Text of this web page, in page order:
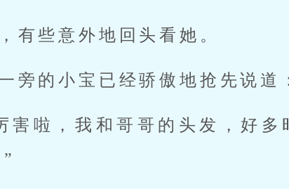
有些意外地回头看她。
旁的小宝已经骄傲地抢先说道
害啦，我和哥哥的头发，好多